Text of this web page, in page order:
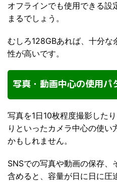
オフラインでも使用できる設
まるでしょう。
むしろ128GBあれば、十分
性が高いです。
写真・動画中心の使用パ
写真を1日10枚程度撮影した
りといったカメラ中心の使い
かもしれません。
SNSでの写真や動画の保存、
含めると、容量が日に日に圧